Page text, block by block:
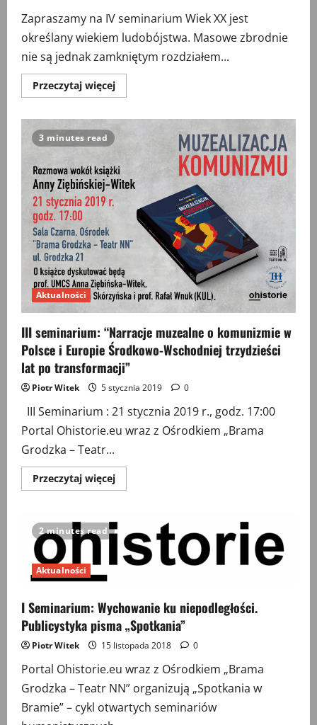
Zapraszamy na IV seminarium Wiek XX jest
określany wiekiem ludobójstwa. Masowe zbrodnie
nie są jednak zamkniętym rozdziałem...
Przeczytaj więcejPrzeczytaj
więcej
seminarium:
ludzkiej
destrukcyjności
3 minutes read
Aktualności
III seminarium: “Narracje muzealne o komunizmie w
Polsce i Europie Środkowo-Wschodniej trzydzieści
lat po transformacji”
Piotr Witek 5 stycznia 2019 0
III Seminarium : 21 stycznia 2019 r., godz. 17:00
Portal Ohistorie.eu wraz z Ośrodkiem „Brama
Grodzka – Teatr...
Przeczytaj więcejPrzeczytaj
więcej
“Narracje
muzealne
komunizmie
w
Środkowo-
Wschodniej
trzydzieści
lat
po
2 minutes read
Aktualności
I Seminarium: Wychowanie ku niepodległości.
Publicystyka pisma „Spotkania”
Piotr Witek 15 listopada 2018 0
Portal Ohistorie.eu wraz z Ośrodkiem „Brama
Grodzka – Teatr NN” organizują „Spotkania w
Bramie” – cykl otwartych seminariów